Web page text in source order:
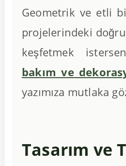
Geometrik ve etli
projelerindeki doğru
keşfetmek
bakım ve
yazımıza mutlaka
Tasarım ve